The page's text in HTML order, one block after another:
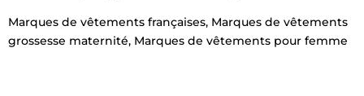
Marques de vêtements françaises, Marques de vêtements
grossesse maternité, Marques de vêtements pour femme